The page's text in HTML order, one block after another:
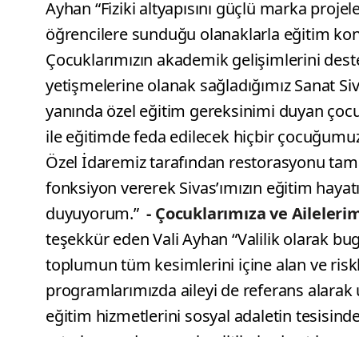
Ayhan “Fiziki altyapısını güçlü marka
öğrencilere sunduğu olanaklarla eğitim
Çocuklarımızın akademik gelişimlerini
yetişmelerine olanak sağladığımız Sanat
yanında özel eğitim gereksinimi duyan
ile eğitimde feda edilecek hiçbir
Özel İdaremiz tarafından restorasyonu
fonksiyon vererek Sivas’ımızın eğitim
duyuyorum.” - Çocuklarımıza ve
teşekkür eden Vali Ayhan “Valilik olarak
toplumun tüm kesimlerini içine alan ve
programlarımızda aileyi de referans
eğitim hizmetlerini sosyal adaletin